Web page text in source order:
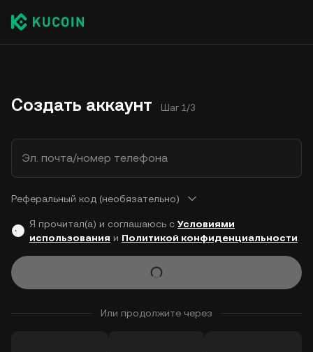
Создать аккаунт Шаг 1/3
Эл. почта/номер телефона
Реферальный код (необязательно)
Я прочитал(а) и соглашаюсь с Условиями
использования и Политикой конфиденциальности
Или продолжите через